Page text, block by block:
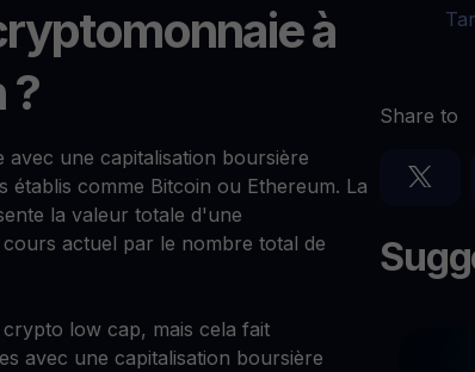
à
?
une capitalisation boursière
comme Bitcoin ou Ethereum. La
la valeur totale d'une
actuel par le nombre total de
low cap, mais cela fait
avec une capitalisation boursière
Share to